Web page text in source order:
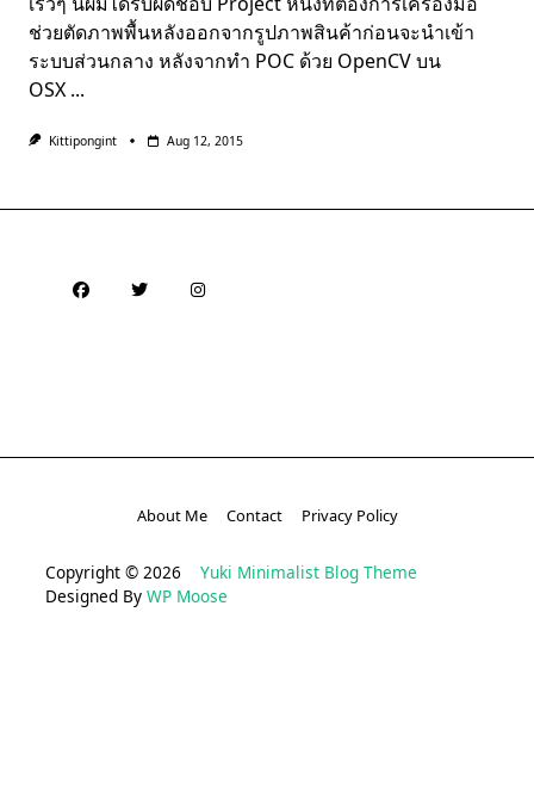
ช่วยตัดภาพพื้นหลังออกจากรูปภาพสินค้าก่อนจะนำเข้า
ระบบส่วนกลาง หลังจากทำ POC ด้วย OpenCV บน
OSX ...
Kittipongint Aug 12, 2015
About Me Contact Privacy Policy
Copyright © 2026 Yuki Minimalist Blog Theme
Designed By WP Moose